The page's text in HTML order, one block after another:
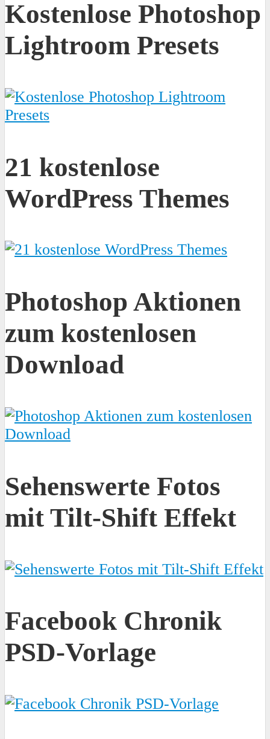
Kostenlose Photoshop
Lightroom Presets
21 kostenlose
WordPress Themes
Photoshop Aktionen
zum kostenlosen
Download
Sehenswerte Fotos
mit Tilt-Shift Effekt
Facebook Chronik
PSD-Vorlage